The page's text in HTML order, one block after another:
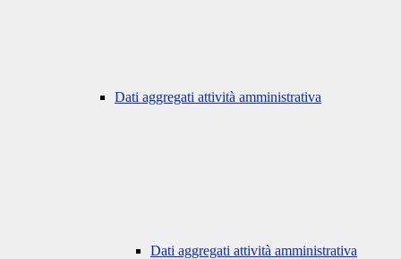
Dati aggregati attività amministrativa
Dati aggregati attività amministrativa